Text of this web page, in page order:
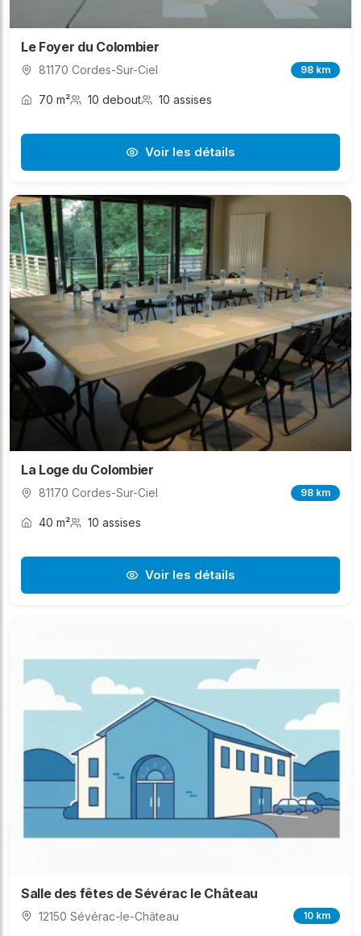
Le Foyer du Colombier
81170 Cordes-Sur-Ciel 98 km
70 m² 10 debout 10 assises
Voir les détails
La Loge du Colombier
81170 Cordes-Sur-Ciel 98 km
40 m² 10 assises
Voir les détails
Salle des fêtes de Sévérac le Château
12150 Sévérac-le-Château 10 km